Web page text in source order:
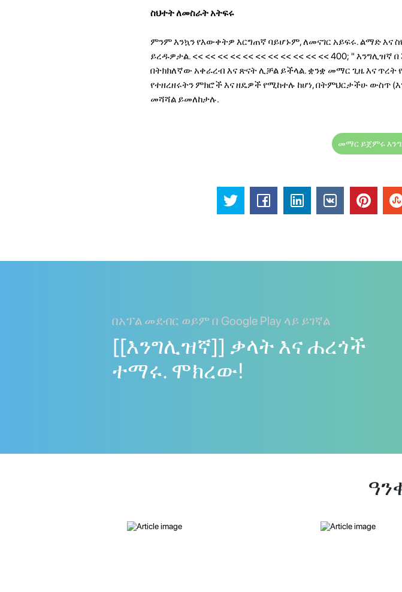
ስህተት ለመስራት አትፍሩ
ምንም እንኳን የእውቀትዎ እርግጠኛ ባይሆኑም, ለመናገር አይፍሩ. ልማድ
ይረዱዎታል. << << << << << << << << << << << 400; " እንግሊዝኛ
በትክክለኛው አቀራረብ እና ጽናት ሊቻል ይችላል. ቋንቋ መማር ጊዜ እና
የተዘረዘሩትን ምክሮች እና ዘዴዎች የሚከተሉ ከሆነ, በትምህርታችሁ ውስጥ
መሻሻል ይመለከታሉ.
መማር ይጀምሩ
በአፕል መደብር ወይም በ Google Play ላይ ይገኛል
[[እንግሊዝኛ]] ቃላት እና ሐረጎች
ተማሩ. ሞክረው!